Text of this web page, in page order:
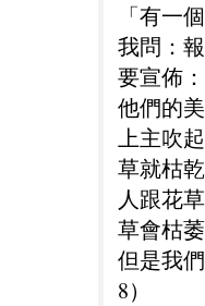
「有一
我問：
要宣佈
他們的
上主吹
草就枯
人跟花
草會枯
但是我
8）